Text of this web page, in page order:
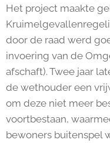
Het project maakte
door de raad werd
invoering van de
afschaft). Twee jaar
de wethouder een
om deze niet meer
voortbestaan,
bewoners buitenspel